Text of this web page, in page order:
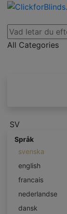
All Categories
SV
Språk
svenska
english
francais
nederlandse
dansk